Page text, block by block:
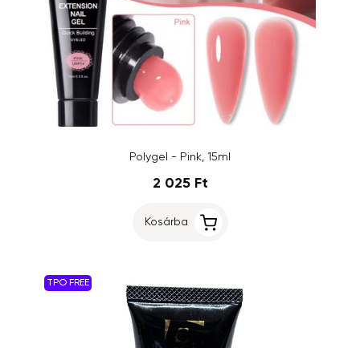
Polygel - Pink, 15ml
2 025 Ft
Kosárba
TPO FREE